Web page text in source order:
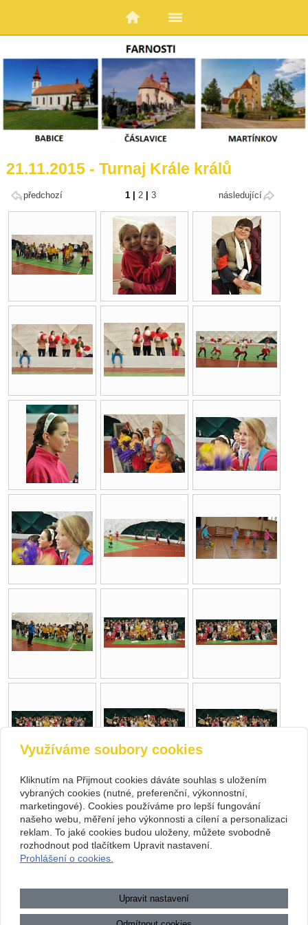
21.11.2015 - Turnaj Krále králů
předchozí 1 2 3 následující
zpět
Využíváme soubory cookies
Kliknutím na Přijmout cookies dáváte souhlas s uložením
vybraných cookies (nutné, preferenční, výkonnostní,
marketingové). Cookies používáme pro lepší fungování
našeho webu, měření jeho výkonnosti a cílení a personalizaci
reklam. To jaké cookies budou uloženy, můžete svobodně
rozhodnout pod tlačítkem Upravit nastavení.
Prohlášení o cookies.
Upravit nastavení